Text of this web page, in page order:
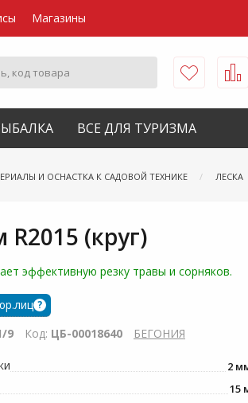
Магазины
ВСЕ ДЛЯ ТУРИЗМА
И ОСНАСТКА К САДОВОЙ ТЕХНИКЕ ЛЕСКА
(круг)
эффективную резку травы и сорняков.
?
9 Код: ЦБ-00018640 БЕГОНИЯ
2
15